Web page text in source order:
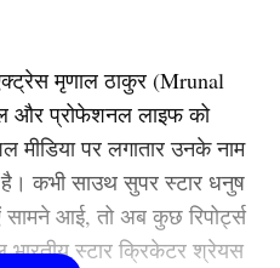
मृणाल ठाकुर (Mrunal
और प्रोफेशनल लाइफ को
मीडिया पर लगातार उनके नाम
है। कभी साउथ सुपर स्टार धनुष
आई, तो अब कुछ रिपोर्ट्स
भारतीय स्टार क्रिकेटर श्रेयस